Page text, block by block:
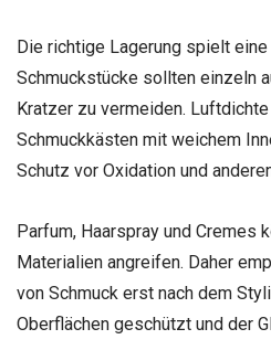
Die richtige Lagerung spielt
Schmuckstücke sollten einzeln
Kratzer zu vermeiden.
Schmuckkästen mit weichem
Schutz vor Oxidation und
Parfum, Haarspray und Cremes
Materialien angreifen. Daher
von Schmuck erst nach dem
Oberflächen geschützt und der